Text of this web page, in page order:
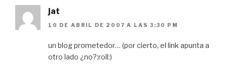
jat
10 DE ABRIL DE 2007 A LAS 3:30 PM
un blog prometedor… (por cierto, el link apunta a
otro lado ¿no?:roll:)